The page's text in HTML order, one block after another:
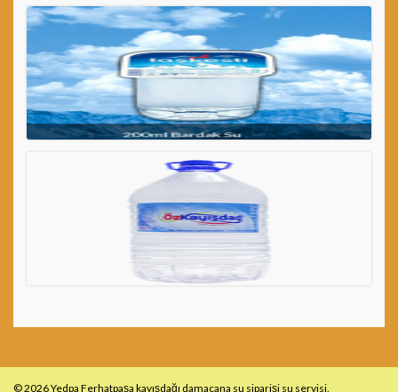
© 2026 Yedpa Ferhatpaşa kayışdağı damacana su siparişi su servisi.